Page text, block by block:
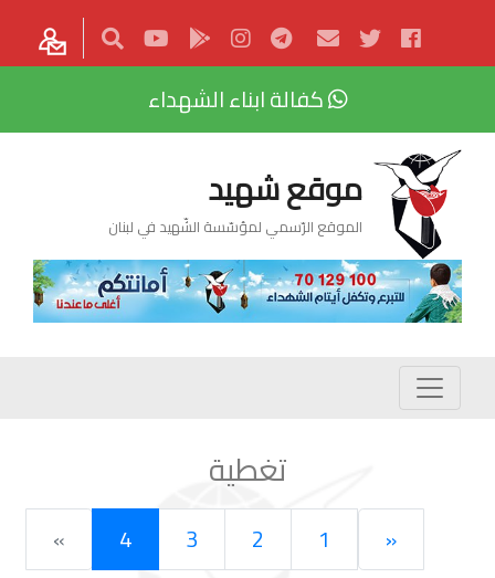
كفالة ابناء الشهداء
موقع شهيد
الموقع الرّسمي لمؤسّسة الشّهيد في لبنان
تغطية
«
1
2
3
4
»